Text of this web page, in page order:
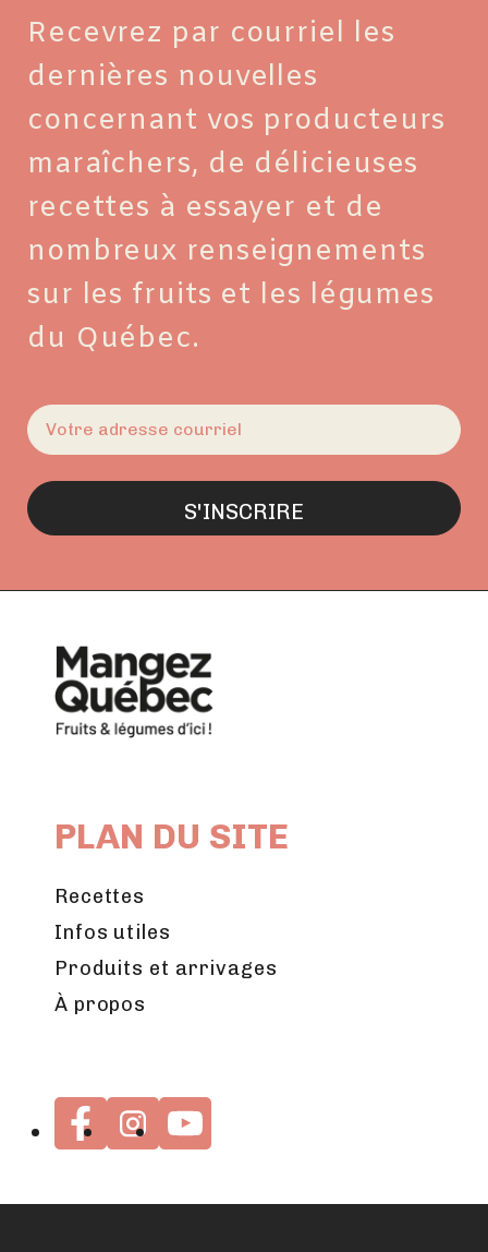
Recevrez par courriel les
dernières nouvelles
concernant vos producteurs
maraîchers, de délicieuses
recettes à essayer et de
nombreux renseignements
sur les fruits et les légumes
du Québec.
E-
mail(Nécessaire)
PLAN DU SITE
Recettes
Infos utiles
Produits et arrivages
À propos